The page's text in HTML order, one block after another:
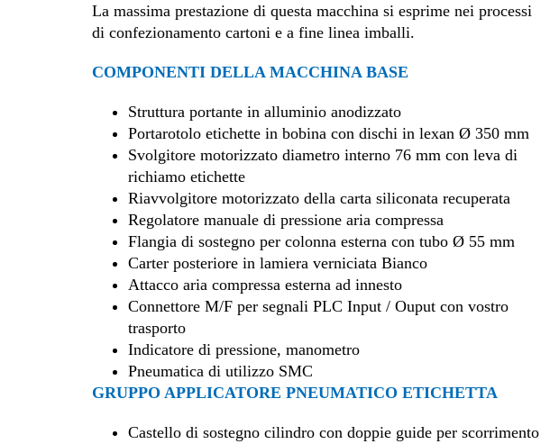
La massima prestazione di questa macchina si esprime nei processi
di confezionamento cartoni e a fine linea imballi.
COMPONENTI DELLA MACCHINA BASE
Struttura portante in alluminio anodizzato
Portarotolo etichette in bobina con dischi in lexan Ø 350 mm
Svolgitore motorizzato diametro interno 76 mm con leva di
richiamo etichette
Riavvolgitore motorizzato della carta siliconata recuperata
Regolatore manuale di pressione aria compressa
Flangia di sostegno per colonna esterna con tubo Ø 55 mm
Carter posteriore in lamiera verniciata Bianco
Attacco aria compressa esterna ad innesto
Connettore M/F per segnali PLC Input / Ouput con vostro
trasporto
Indicatore di pressione, manometro
Pneumatica di utilizzo SMC
GRUPPO APPLICATORE PNEUMATICO ETICHETTA
Castello di sostegno cilindro con doppie guide per scorrimento